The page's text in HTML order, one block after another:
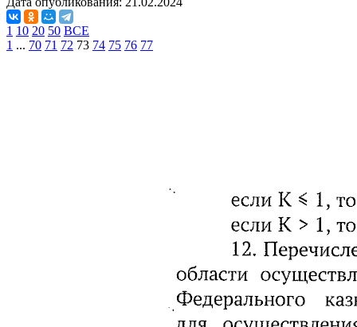
1 10 20 50 ВСЕ
1 ... 70 71 72 73 74 75 76 77